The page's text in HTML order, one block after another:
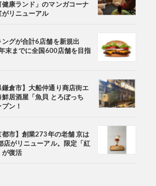
健康ランド」のマンガコーナ
がリニューアル
ングが合計6店舗を新規出
末までに全国600店舗を目指
鎌倉市】大船仲通り商店街エ
鮮居酒屋「魚貝 とろぼっち
ン！
都市】創業273年の老舗 京は
店がリニューアル。限定「紅
が復活